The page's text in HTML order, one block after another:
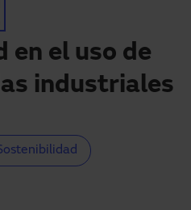
en el uso de
industriales